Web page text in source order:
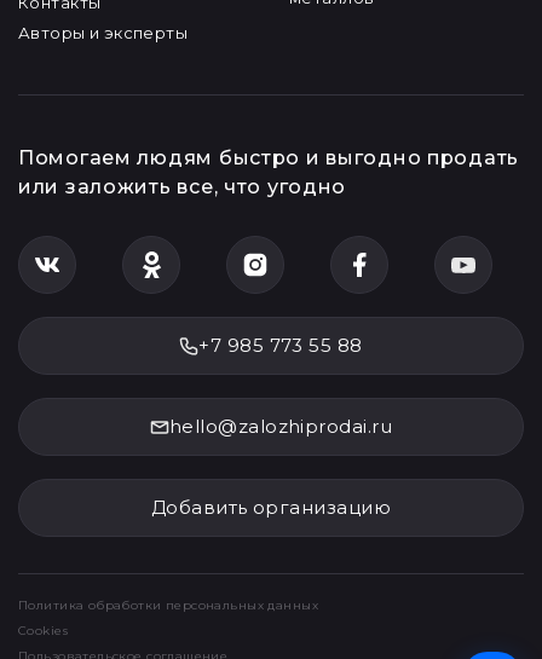
Авторы и эксперты
Помогаем людям быстро и выгодно продать
или заложить все, что угодно
+7 985 773 55 88
hello@zalozhiprodai.ru
Добавить организацию
Политика обработки персональных данных
Cookies